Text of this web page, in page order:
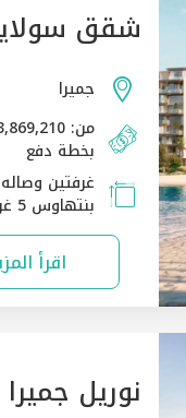
شقق
جميرا
من: 3,869,210 دولار امريكي
بخطة دفع
بنتهاوس 5 غرف
اقرأ
نوريل